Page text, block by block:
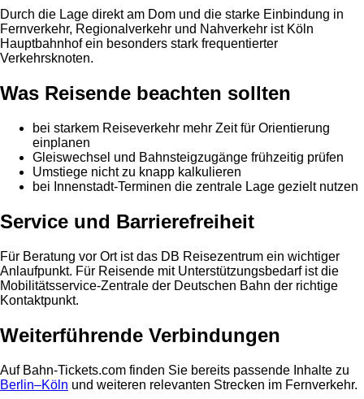
Durch die Lage direkt am Dom und die starke Einbindung in
Fernverkehr, Regionalverkehr und Nahverkehr ist Köln
Hauptbahnhof ein besonders stark frequentierter
Verkehrsknoten.
Was Reisende beachten sollten
bei starkem Reiseverkehr mehr Zeit für Orientierung
einplanen
Gleiswechsel und Bahnsteigzugänge frühzeitig prüfen
Umstiege nicht zu knapp kalkulieren
bei Innenstadt-Terminen die zentrale Lage gezielt nutzen
Service und Barrierefreiheit
Für Beratung vor Ort ist das DB Reisezentrum ein wichtiger
Anlaufpunkt. Für Reisende mit Unterstützungsbedarf ist die
Mobilitätsservice-Zentrale der Deutschen Bahn der richtige
Kontaktpunkt.
Weiterführende Verbindungen
Auf Bahn-Tickets.com finden Sie bereits passende Inhalte zu
Berlin–Köln und weiteren relevanten Strecken im Fernverkehr.